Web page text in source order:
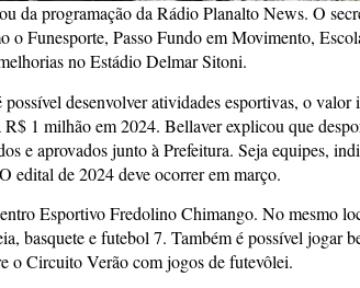
da programação da Rádio Planalto News. O
o Funesporte, Passo Fundo em Movimento,
no Estádio Delmar Sitoni.
desenvolver atividades esportivas, o
1 milhão em 2024. Bellaver explicou que
e aprovados junto à Prefeitura. Seja equipes,
edital de 2024 deve ocorrer em março.
Esportivo Fredolino Chimango. No mesmo
basquete e futebol 7. Também é possível jogar
o Circuito Verão com jogos de futevôlei.